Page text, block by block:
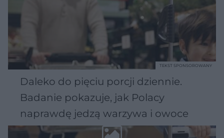
Daleko do pięciu porcji dziennie.
Badanie pokazuje, jak Polacy
naprawdę jedzą warzywa i owoce
TEKST SPONSOROWANY